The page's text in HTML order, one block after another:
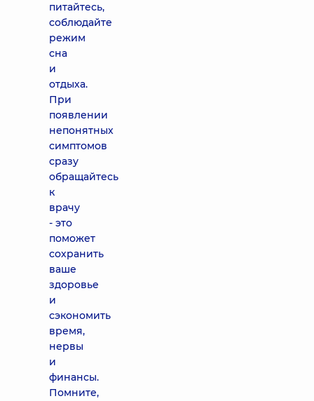
питайтесь,
соблюдайте
режим
сна
и
отдыха.
При
появлении
непонятных
симптомов
сразу
обращайтесь
к
врачу
- это
поможет
сохранить
ваше
здоровье
и
сэкономить
время,
нервы
и
финансы.
Помните,